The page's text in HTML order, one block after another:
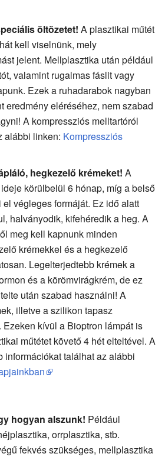
öltözetet! A plasztikai műtét
kell viselnünk, mely
jelent. Mellplasztika után például
valamint rugalmas fáslit vagy
Ezek a ruhadarabok nagyban
eredmény eléréséhez, nem szabad
A kompressziós melltartóról
alábbi linken: Kompressziós
hegkezelő krémeket! A
körülbelül 6 hónap, míg a belső
végleges formáját. Ez idő alatt
halványodik, kifehéredik a heg. A
meg kell kapnunk minden
krémekkel és a hegkezelő
Legelterjedtebb krémek a
és a körömvirágkrém, de ez
után szabad használni! A
illetve a szilikon tapasz
kívül a Bioptron lámpát is
műtétet követő 4 hét elteltével. A
információkat találhat az alábbi
hogyan alszunk! Például
orrplasztika, stb.
fekvés szükséges, mellplasztika